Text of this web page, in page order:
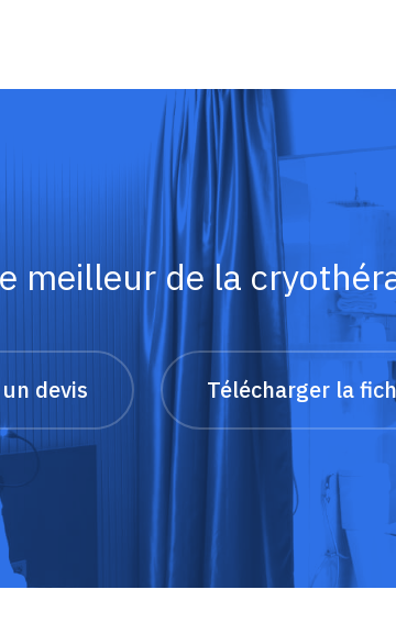
meilleur de la
devis Télécharger la